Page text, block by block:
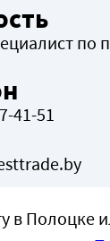
по
41-51
в Полоцке